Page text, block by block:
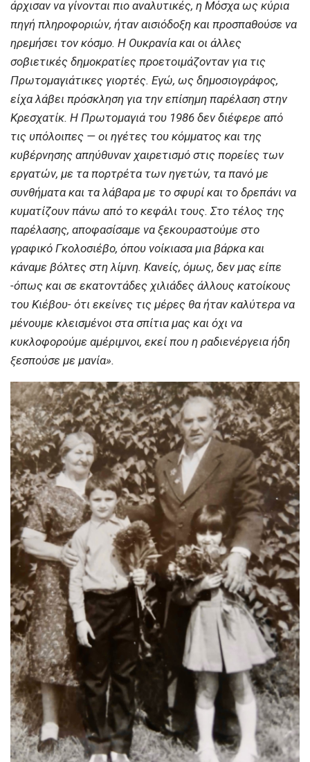
άρχισαν να γίνονται πιο αναλυτικές, η Μόσχα ως κύρια
πηγή πληροφοριών, ήταν αισιόδοξη και προσπαθούσε να
ηρεμήσει τον κόσμο. Η Ουκρανία και οι άλλες
σοβιετικές δημοκρατίες προετοιμάζονταν για τις
Πρωτομαγιάτικες γιορτές. Εγώ, ως δημοσιογράφος,
είχα λάβει πρόσκληση για την επίσημη παρέλαση στην
Κρεσχατίκ. Η Πρωτομαγιά του 1986 δεν διέφερε από
τις υπόλοιπες — οι ηγέτες του κόμματος και της
κυβέρνησης απηύθυναν χαιρετισμό στις πορείες των
εργατών, με τα πορτρέτα των ηγετών, τα πανό με
συνθήματα και τα λάβαρα με το σφυρί και το δρεπάνι να
κυματίζουν πάνω από το κεφάλι τους. Στο τέλος της
παρέλασης, αποφασίσαμε να ξεκουραστούμε στο
γραφικό Γκολοσιέβο, όπου νοίκιασα μια βάρκα και
κάναμε βόλτες στη λίμνη. Κανείς, όμως, δεν μας είπε
-όπως και σε εκατοντάδες χιλιάδες άλλους κατοίκους
του Κιέβου- ότι εκείνες τις μέρες θα ήταν καλύτερα να
μένουμε κλεισμένοι στα σπίτια μας και όχι να
κυκλοφορούμε αμέριμνοι, εκεί που η ραδιενέργεια ήδη
ξεσπούσε με μανία».